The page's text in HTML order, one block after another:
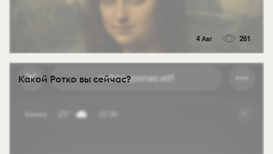
4 Авг 261
Какой Ротко вы сейчас?